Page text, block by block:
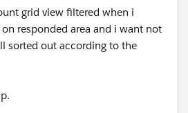
grid view filtered when i
responded area and i want not
sorted out according to the